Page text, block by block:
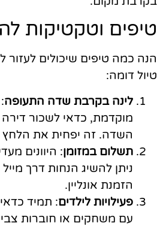
טיפים וטקטיקות
הנה כמה טיפים שיכולים לעזור
טיול דומה:
לינה בקרבת שדה התעופה
מוקדמת, כדאי לשכור
השדה. זה יפחית את הלחץ
תשלום במזומן: היוונים
ניתן להשיג הנחות דרך
הזמנת אונליין.
פעילויות לילדים: תמיד
עם משחקים או חוברות